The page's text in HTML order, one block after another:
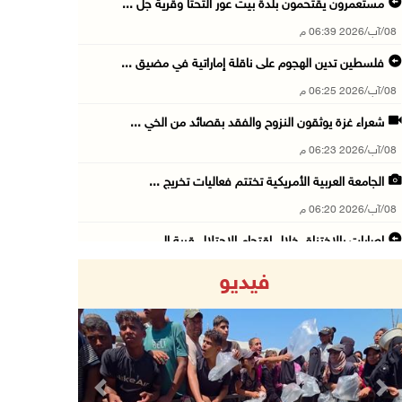
مستعمرون يقتحمون بلدة بيت عور التحتا وقرية جل ...
08/آب/2026 06:39 م
فلسطين تدين الهجوم على ناقلة إماراتية في مضيق ...
08/آب/2026 06:25 م
شعراء غزة يوثقون النزوح والفقد بقصائد من الخي ...
08/آب/2026 06:23 م
الجامعة العربية الأمريكية تختتم فعاليات تخريج ...
08/آب/2026 06:20 م
إصابات بالاختناق خلال اقتحام الاحتلال قرية ال ...
08/آب/2026 04:50 م
أطفال مبتورو الأطراف يتحدّون الألم بكرة القدم ...
08/آب/2026 04:42 م
فيديو
Previous Next